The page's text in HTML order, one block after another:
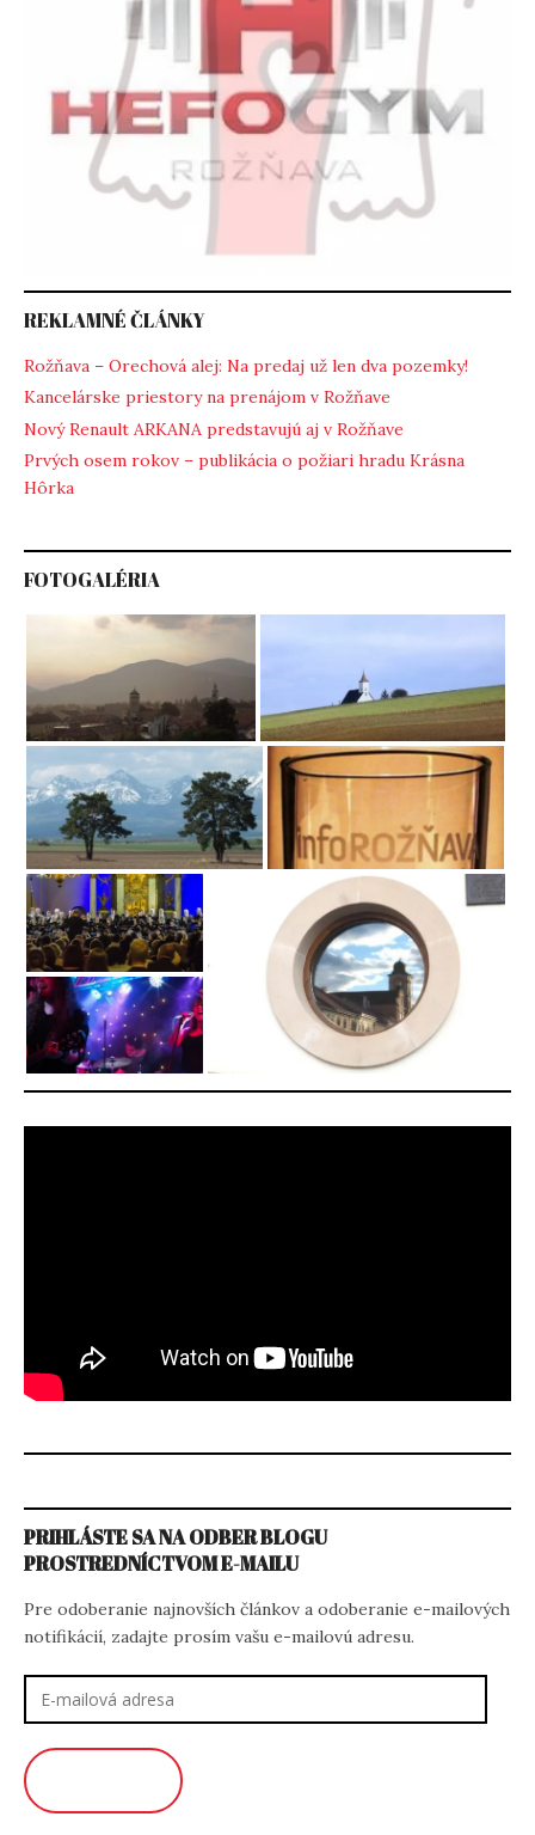
REKLAMNÉ ČLÁNKY
Rožňava – Orechová alej: Na predaj už len dva pozemky!
Kancelárske priestory na prenájom v Rožňave
Nový Renault ARKANA predstavujú aj v Rožňave
Prvých osem rokov – publikácia o požiari hradu Krásna
Hôrka
FOTOGALÉRIA
PRIHLÁSTE SA NA ODBER BLOGU
PROSTREDNÍCTVOM E-MAILU
Pre odoberanie najnovších článkov a odoberanie e-mailových
notifikácií, zadajte prosím vašu e-mailovú adresu.
adresa